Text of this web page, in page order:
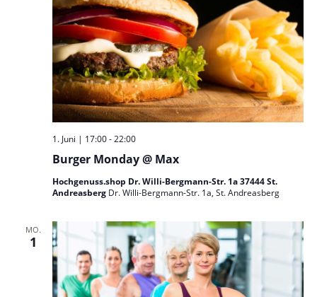
Burger Monday @ Max
1. Juni | 17:00-22:00
Hochgenuss.shop Dr. Willi-Bergmann-Str. 1a 37444 St.
Andreasberg Dr. Willi-Bergmann-Str. 1a, St. Andreasberg
MO.
1